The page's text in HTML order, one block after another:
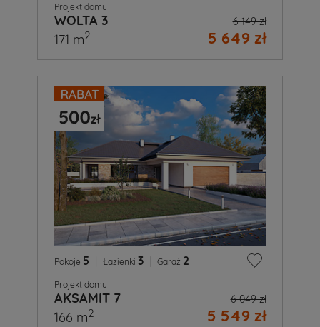
Projekt domu
WOLTA 3 6 149 zł
5 649 zł
171 m2
Pokoje 5 Łazienki 3 Garaż 2
Projekt domu
AKSAMIT 7 6 049 zł
5 549 zł
166 m2